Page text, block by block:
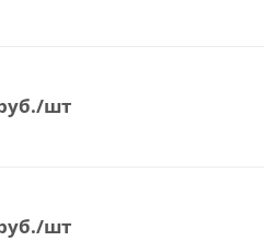
/шт
/шт